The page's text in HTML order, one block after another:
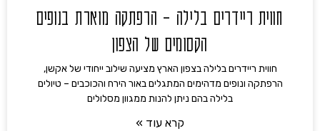
חווית ריידרים בלילה – הרפתקה מוארת בנופים
הקסומים של הצפון
חווית ריידרים בלילה בצפון הארץ מציעה שילוב ייחודי של אקשן,
הרפתקה ונופים מדהימים המתגלים באור הירח והכוכבים – טיולים
בלילה בהם ניתן להנות ממגוון מסלולים
קרא עוד »